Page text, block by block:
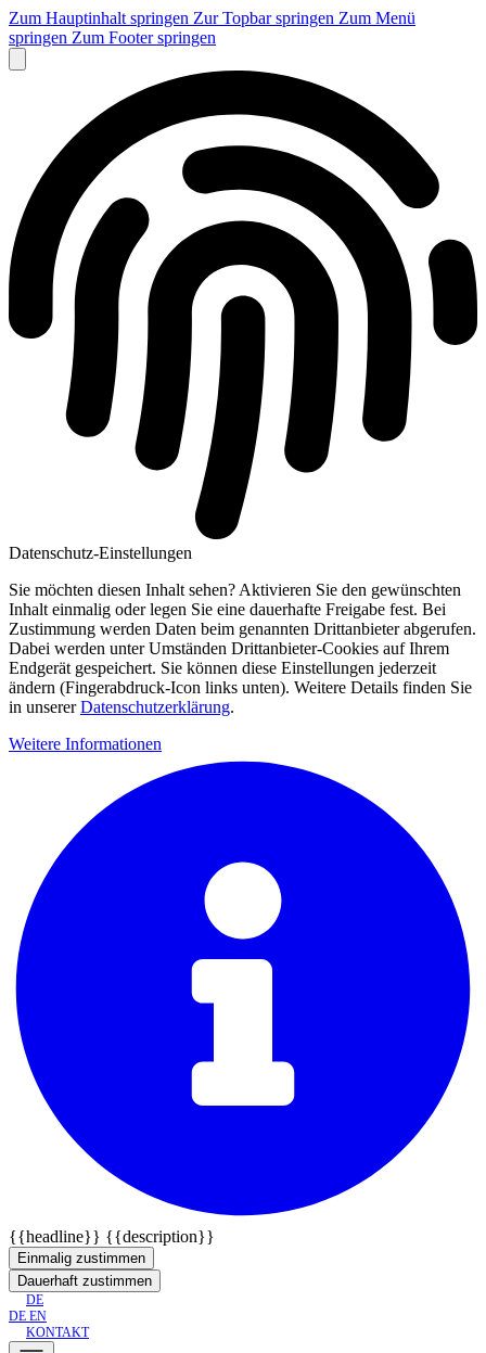
Zum Hauptinhalt springen Zur Topbar springen Zum Menü
springen Zum Footer springen
Datenschutz-Einstellungen
Sie möchten diesen Inhalt sehen? Aktivieren Sie den gewünschten
Inhalt einmalig oder legen Sie eine dauerhafte Freigabe fest. Bei
Zustimmung werden Daten beim genannten Drittanbieter abgerufen.
Dabei werden unter Umständen Drittanbieter-Cookies auf Ihrem
Endgerät gespeichert. Sie können diese Einstellungen jederzeit
ändern (Fingerabdruck-Icon links unten). Weitere Details finden Sie
in unsererDatenschutzerklärung.
Weitere Informationen
{{headline}} {{description}}
Einmalig zustimmen
Dauerhaft zustimmen
DE
DE EN
KONTAKT